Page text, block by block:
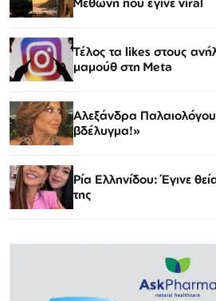
Τέλος τα likes στους
μαμούθ στη Meta
Αλεξάνδρα
βδέλυγμα!»
Ρία Ελληνίδου: Έγινε
της